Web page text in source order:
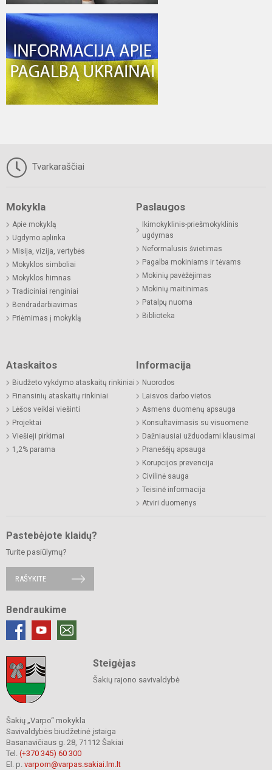
Tvarkaraščiai
Mokykla
Apie mokyklą
Ugdymo aplinka
Misija, vizija, vertybės
Mokyklos simboliai
Mokyklos himnas
Tradiciniai renginiai
Bendradarbiavimas
Priėmimas į mokyklą
Paslaugos
Ikimokyklinis-priešmokyklinis
ugdymas
Neformalusis švietimas
Pagalba mokiniams ir tėvams
Mokinių pavėžėjimas
Mokinių maitinimas
Patalpų nuoma
Biblioteka
Ataskaitos
Biudžeto vykdymo ataskaitų rinkiniai
Finansinių ataskaitų rinkiniai
Lėšos veiklai viešinti
Projektai
Viešieji pirkimai
1,2% parama
Informacija
Nuorodos
Laisvos darbo vietos
Asmens duomenų apsauga
Konsultavimasis su visuomene
Dažniausiai užduodami klausimai
Pranešėjų apsauga
Korupcijos prevencija
Civilinė sauga
Teisinė informacija
Atviri duomenys
Pastebėjote klaidų?
Turite pasiūlymų?
RAŠYKITE
Bendraukime
Steigėjas
Šakių rajono savivaldybė
Šakių „Varpo“ mokykla
Savivaldybės biudžetinė įstaiga
Basanavičiaus g. 28, 71112 Šakiai
Tel. (+370 345) 60 300
El. p. varpom@varpas.sakiai.lm.lt